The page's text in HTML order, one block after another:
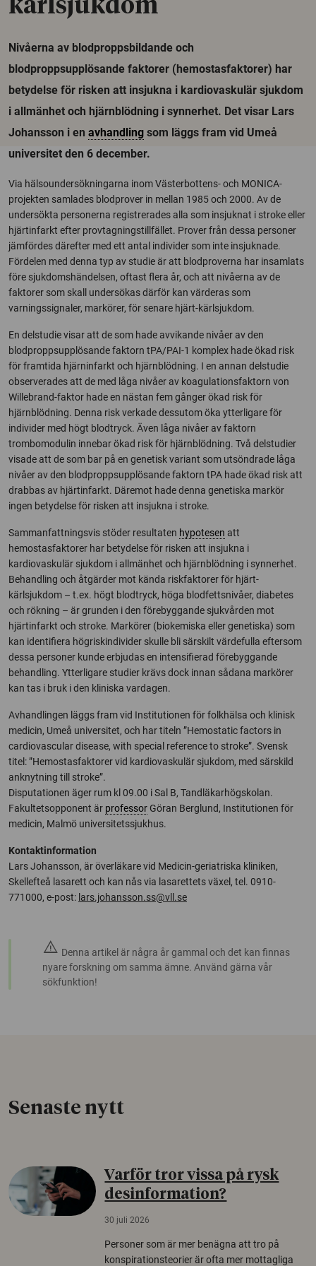
kärlsjukdom
Nivåerna av blodproppsbildande och
blodproppsupplösande faktorer (hemostasfaktorer) har
betydelse för risken att insjukna i kardiovaskulär sjukdom
i allmänhet och hjärnblödning i synnerhet. Det visar Lars
Johansson i en avhandling som läggs fram vid Umeå
universitet den 6 december.
Via hälsoundersökningarna inom Västerbottens- och MONICA-
projekten samlades blodprover in mellan 1985 och 2000. Av de
undersökta personerna registrerades alla som insjuknat i stroke eller
hjärtinfarkt efter provtagningstillfället. Prover från dessa personer
jämfördes därefter med ett antal individer som inte insjuknade.
Fördelen med denna typ av studie är att blodproverna har insamlats
före sjukdomshändelsen, oftast flera år, och att nivåerna av de
faktorer som skall undersökas därför kan värderas som
varningssignaler, markörer, för senare hjärt-kärlsjukdom.
En delstudie visar att de som hade avvikande nivåer av den
blodproppsupplösande faktorn tPA/PAI-1 komplex hade ökad risk
för framtida hjärninfarkt och hjärnblödning. I en annan delstudie
observerades att de med låga nivåer av koagulationsfaktorn von
Willebrand-faktor hade en nästan fem gånger ökad risk för
hjärnblödning. Denna risk verkade dessutom öka ytterligare för
individer med högt blodtryck. Även låga nivåer av faktorn
trombomodulin innebar ökad risk för hjärnblödning. Två delstudier
visade att de som bar på en genetisk variant som utsöndrade låga
nivåer av den blodproppsupplösande faktorn tPA hade ökad risk att
drabbas av hjärtinfarkt. Däremot hade denna genetiska markör
ingen betydelse för risken att insjukna i stroke.
Sammanfattningsvis stöder resultaten hypotesen att
hemostasfaktorer har betydelse för risken att insjukna i
kardiovaskulär sjukdom i allmänhet och hjärnblödning i synnerhet.
Behandling och åtgärder mot kända riskfaktorer för hjärt-
kärlsjukdom – t.ex. högt blodtryck, höga blodfettsnivåer, diabetes
och rökning – är grunden i den förebyggande sjukvården mot
hjärtinfarkt och stroke. Markörer (biokemiska eller genetiska) som
kan identifiera högriskindivider skulle bli särskilt värdefulla eftersom
dessa personer kunde erbjudas en intensifierad förebyggande
behandling. Ytterligare studier krävs dock innan sådana markörer
kan tas i bruk i den kliniska vardagen.
Avhandlingen läggs fram vid Institutionen för folkhälsa och klinisk
medicin, Umeå universitet, och har titeln ”Hemostatic factors in
cardiovascular disease, with special reference to stroke”. Svensk
titel: ”Hemostasfaktorer vid kardiovaskulär sjukdom, med särskild
anknytning till stroke”.
Disputationen äger rum kl 09.00 i Sal B, Tandläkarhögskolan.
Fakultetsopponent är professor Göran Berglund, Institutionen för
medicin, Malmö universitetssjukhus.
Kontaktinformation
Lars Johansson, är överläkare vid Medicin-geriatriska kliniken,
Skellefteå lasarett och kan nås via lasarettets växel, tel. 0910-
771000, e-post: lars.johansson.ss@vll.se
warning Denna artikel är några år gammal och det kan finnas
nyare forskning om samma ämne. Använd gärna vår
sökfunktion!
Senaste nytt
Varför tror vissa på rysk
desinformation?
30 juli 2026
Personer som är mer benägna att tro på
konspirationsteorier är ofta mer mottagliga